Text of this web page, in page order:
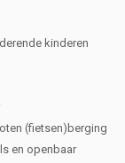
kinderen
(fietsen)berging
en openbaar